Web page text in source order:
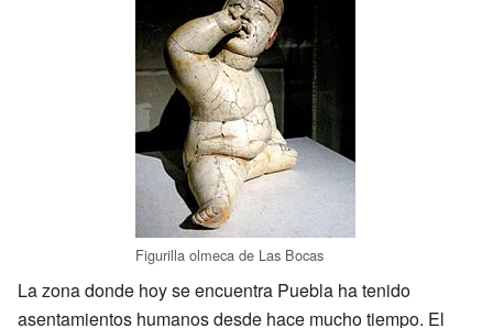
Figurilla olmeca de Las Bocas
La zona donde hoy se encuentra Puebla ha tenido
asentamientos humanos desde hace mucho tiempo. El